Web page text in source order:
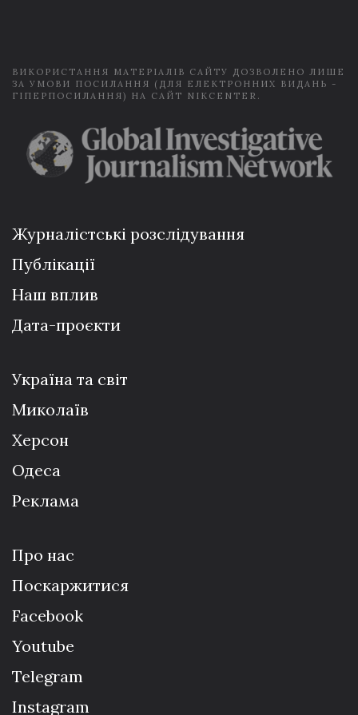
ВИКОРИСТАННЯ МАТЕРІАЛІВ САЙТУ ДОЗВОЛЕНО ЛИШЕ
ЗА УМОВИ ПОСИЛАННЯ (ДЛЯ ЕЛЕКТРОННИХ ВИДАНЬ -
ГІПЕРПОСИЛАННЯ) НА САЙТ NIKCENTER.
Журналістські розслідування
Публікації
Наш вплив
Дата-проєкти
Україна та світ
Миколаїв
Херсон
Одеса
Реклама
Про нас
Поскаржитися
Facebook
Youtube
Telegram
Instagram